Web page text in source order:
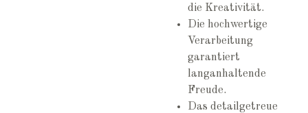
die Kreativität.
Die hochwertige
Verarbeitung
garantiert
langanhaltende
Freude.
Das detailgetreue